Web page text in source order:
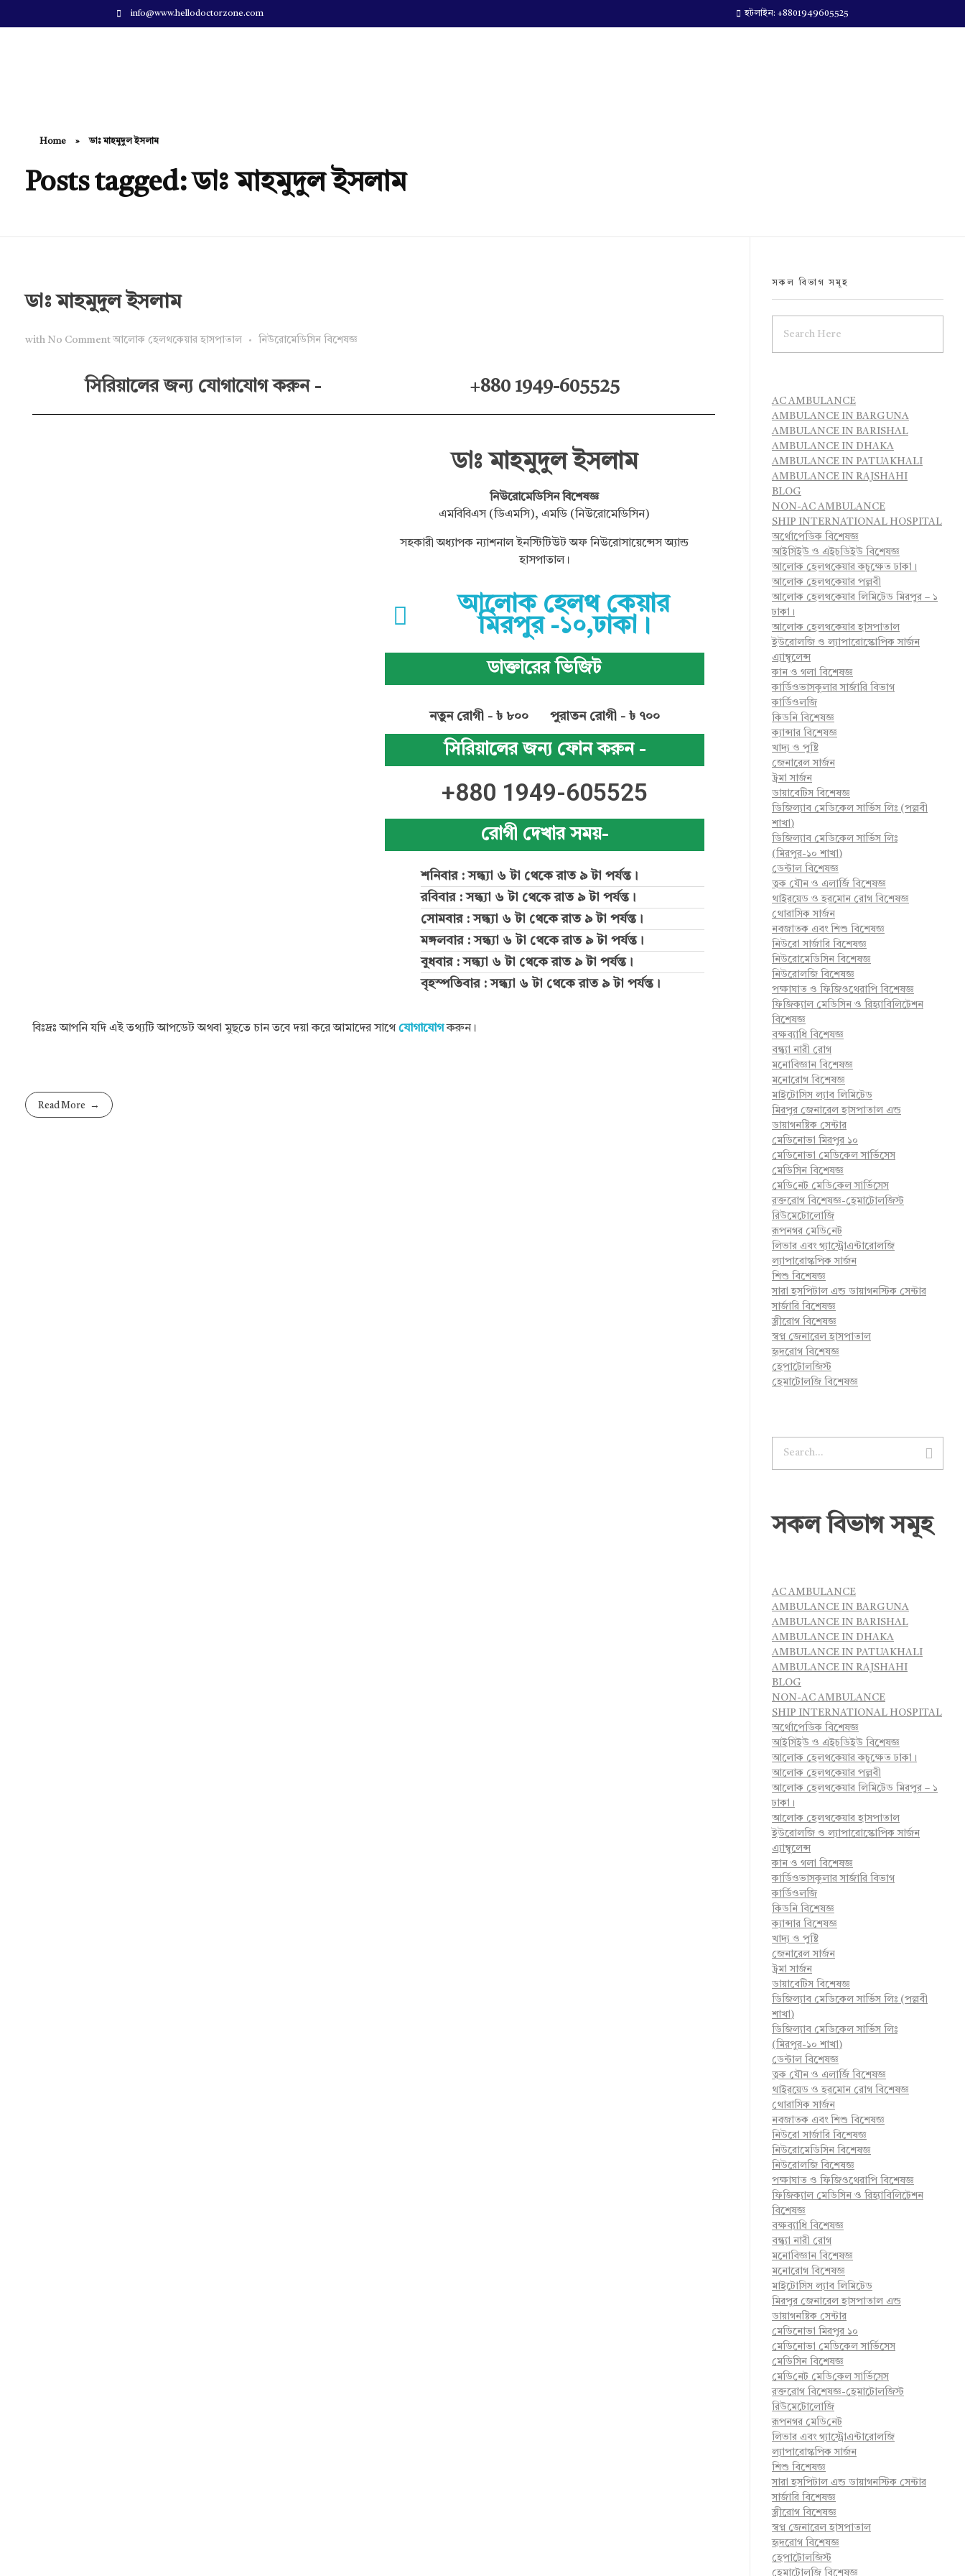
info@www.hellodoctorzone.com হটলাইন: +8801949605525
Home » ডাঃ মাহমুদুল ইসলাম
Posts tagged: ডাঃ মাহমুদুল ইসলাম
ডাঃ মাহমুদুল ইসলাম
with No Comment আলোক হেলথকেয়ার হাসপাতাল নিউরোমেডিসিন বিশেষজ্ঞ
সিরিয়ালের জন্য যোগাযোগ করুন - +880 1949-605525
ডাঃ মাহমুদুল ইসলাম
নিউরোমেডিসিন বিশেষজ্ঞ
এমবিবিএস (ডিএমসি), এমডি (নিউরোমেডিসিন)
সহকারী অধ্যাপক ন্যাশনাল ইনস্টিটিউট অফ নিউরোসায়েন্সেস অ্যান্ড
হাসপাতাল।
আলোক হেলথ কেয়ার
মিরপুর -১০,ঢাকা।
ডাক্তারের ভিজিট
নতুন রোগী - ৳ ৮০০ পুরাতন রোগী - ৳ ৭০০
সিরিয়ালের জন্য ফোন করুন -
+880 1949-605525
রোগী দেখার সময়-
শনিবার : সন্ধ্যা ৬ টা থেকে রাত ৯ টা পর্যন্ত।
রবিবার : সন্ধ্যা ৬ টা থেকে রাত ৯ টা পর্যন্ত।
সোমবার : সন্ধ্যা ৬ টা থেকে রাত ৯ টা পর্যন্ত।
মঙ্গলবার : সন্ধ্যা ৬ টা থেকে রাত ৯ টা পর্যন্ত।
বুধবার : সন্ধ্যা ৬ টা থেকে রাত ৯ টা পর্যন্ত।
বৃহস্পতিবার : সন্ধ্যা ৬ টা থেকে রাত ৯ টা পর্যন্ত।
বিঃদ্রঃ আপনি যদি এই তথ্যটি আপডেট অথবা মুছতে চান তবে দয়া করে আমাদের সাথে যোগাযোগকরুন।
Read More
সকল বিভাগ সমূহ
AC AMBULANCE
AMBULANCE IN BARGUNA
AMBULANCE IN BARISHAL
AMBULANCE IN DHAKA
AMBULANCE IN PATUAKHALI
AMBULANCE IN RAJSHAHI
BLOG
NON-AC AMBULANCE
SHIP INTERNATIONAL HOSPITAL
অর্থোপেডিক বিশেষজ্ঞ
আইসিইউ ও এইচডিইউ বিশেষজ্ঞ
আলোক হেলথকেয়ার কচুক্ষেত ঢাকা।
আলোক হেলথকেয়ার পল্লবী
আলোক হেলথকেয়ার লিমিটেড মিরপুর – ১
ঢাকা।
আলোক হেলথকেয়ার হাসপাতাল
ইউরোলজি ও ল্যাপারোস্কোপিক সার্জন
এ্যাম্বুলেন্স
কান ও গলা বিশেষজ্ঞ
কার্ডিওভাসকুলার সার্জারি বিভাগ
কার্ডিওলজি
কিডনি বিশেষজ্ঞ
ক্যান্সার বিশেষজ্ঞ
খাদ্য ও পুষ্টি
জেনারেল সার্জন
ট্রমা সার্জন
ডায়াবেটিস বিশেষজ্ঞ
ডিজিল্যাব মেডিকেল সার্ভিস লিঃ (পল্লবী
শাখা)
ডিজিল্যাব মেডিকেল সার্ভিস লিঃ
(মিরপুর-১০ শাখা)
ডেন্টাল বিশেষজ্ঞ
ত্বক যৌন ও এলার্জি বিশেষজ্ঞ
থাইরয়েড ও হরমোন রোগ বিশেষজ্ঞ
থোরাসিক সার্জন
নবজাতক এবং শিশু বিশেষজ্ঞ
নিউরো সার্জারি বিশেষজ্ঞ
নিউরোমেডিসিন বিশেষজ্ঞ
নিউরোলজি বিশেষজ্ঞ
পক্ষাঘাত ও ফিজিওথেরাপি বিশেষজ্ঞ
ফিজিক্যাল মেডিসিন ও রিহ্যাবিলিটেশন
বিশেষজ্ঞ
বক্ষব্যাধি বিশেষজ্ঞ
বন্ধ্যা নারী রোগ
মনোবিজ্ঞান বিশেষজ্ঞ
মনোরোগ বিশেষজ্ঞ
মাইটোসিস ল্যাব লিমিটেড
মিরপুর জেনারেল হাসপাতাল এন্ড
ডায়াগনষ্টিক সেন্টার
মেডিনোভা মিরপুর ১০
মেডিনোভা মেডিকেল সার্ভিসেস
মেডিসিন বিশেষজ্ঞ
মে‌ডি‌নেট মে‌ডি‌কেল সা‌র্ভিসেস
রক্তরোগ বিশেষজ্ঞ-হেমাটোলজিস্ট
রিউমেটোলোজি
রূপনগর মে‌ডি‌নেট
লিভার এবং গ্যাস্ট্রোএন্টারোলজি
ল্যাপারোস্কপিক সার্জন
শিশু বিশেষজ্ঞ
সারা হসপিটাল এন্ড ডায়াগনস্টিক সেন্টার
সার্জারি বিশেষজ্ঞ
স্ত্রীরোগ বিশেষজ্ঞ
স্বপ্ন জেনারেল হাসপাতাল
হৃদরোগ বিশেষজ্ঞ
হেপাটোলজিস্ট
হেমাটোলজি বিশেষজ্ঞ
সকল বিভাগ সমূহ
AC AMBULANCE
AMBULANCE IN BARGUNA
AMBULANCE IN BARISHAL
AMBULANCE IN DHAKA
AMBULANCE IN PATUAKHALI
AMBULANCE IN RAJSHAHI
BLOG
NON-AC AMBULANCE
SHIP INTERNATIONAL HOSPITAL
অর্থোপেডিক বিশেষজ্ঞ
আইসিইউ ও এইচডিইউ বিশেষজ্ঞ
আলোক হেলথকেয়ার কচুক্ষেত ঢাকা।
আলোক হেলথকেয়ার পল্লবী
আলোক হেলথকেয়ার লিমিটেড মিরপুর – ১
ঢাকা।
আলোক হেলথকেয়ার হাসপাতাল
ইউরোলজি ও ল্যাপারোস্কোপিক সার্জন
এ্যাম্বুলেন্স
কান ও গলা বিশেষজ্ঞ
কার্ডিওভাসকুলার সার্জারি বিভাগ
কার্ডিওলজি
কিডনি বিশেষজ্ঞ
ক্যান্সার বিশেষজ্ঞ
খাদ্য ও পুষ্টি
জেনারেল সার্জন
ট্রমা সার্জন
ডায়াবেটিস বিশেষজ্ঞ
ডিজিল্যাব মেডিকেল সার্ভিস লিঃ (পল্লবী
শাখা)
ডিজিল্যাব মেডিকেল সার্ভিস লিঃ
(মিরপুর-১০ শাখা)
ডেন্টাল বিশেষজ্ঞ
ত্বক যৌন ও এলার্জি বিশেষজ্ঞ
থাইরয়েড ও হরমোন রোগ বিশেষজ্ঞ
থোরাসিক সার্জন
নবজাতক এবং শিশু বিশেষজ্ঞ
নিউরো সার্জারি বিশেষজ্ঞ
নিউরোমেডিসিন বিশেষজ্ঞ
নিউরোলজি বিশেষজ্ঞ
পক্ষাঘাত ও ফিজিওথেরাপি বিশেষজ্ঞ
ফিজিক্যাল মেডিসিন ও রিহ্যাবিলিটেশন
বিশেষজ্ঞ
বক্ষব্যাধি বিশেষজ্ঞ
বন্ধ্যা নারী রোগ
মনোবিজ্ঞান বিশেষজ্ঞ
মনোরোগ বিশেষজ্ঞ
মাইটোসিস ল্যাব লিমিটেড
মিরপুর জেনারেল হাসপাতাল এন্ড
ডায়াগনষ্টিক সেন্টার
মেডিনোভা মিরপুর ১০
মেডিনোভা মেডিকেল সার্ভিসেস
মেডিসিন বিশেষজ্ঞ
মে‌ডি‌নেট মে‌ডি‌কেল সা‌র্ভিসেস
রক্তরোগ বিশেষজ্ঞ-হেমাটোলজিস্ট
রিউমেটোলোজি
রূপনগর মে‌ডি‌নেট
লিভার এবং গ্যাস্ট্রোএন্টারোলজি
ল্যাপারোস্কপিক সার্জন
শিশু বিশেষজ্ঞ
সারা হসপিটাল এন্ড ডায়াগনস্টিক সেন্টার
সার্জারি বিশেষজ্ঞ
স্ত্রীরোগ বিশেষজ্ঞ
স্বপ্ন জেনারেল হাসপাতাল
হৃদরোগ বিশেষজ্ঞ
হেপাটোলজিস্ট
হেমাটোলজি বিশেষজ্ঞ